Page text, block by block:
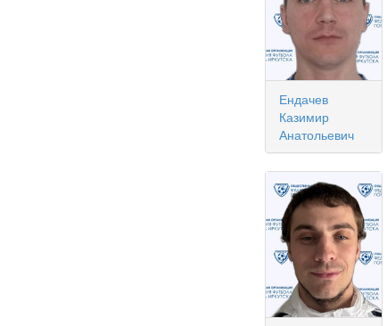
Ендачев
Казимир
Анатольевич